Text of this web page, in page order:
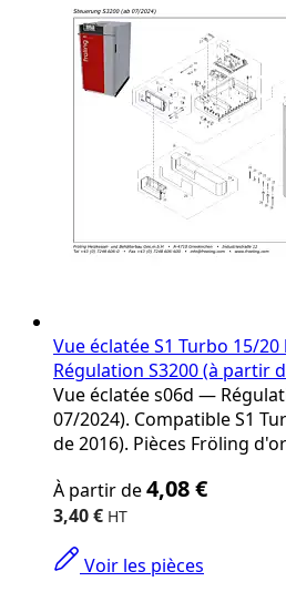
the
product
page
Vue éclatée S1 Turbo 15/
Régulation S3200 (à partir
Vue éclatée s06d —
07/2024). Compatible S1
de 2016). Pièces Fröling
price
depends
the
À partir de4,08 €
3,40 €
Voir les pièces